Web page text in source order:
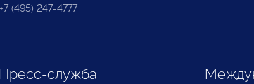
+7 (495) 247-4777
Пресс-служба